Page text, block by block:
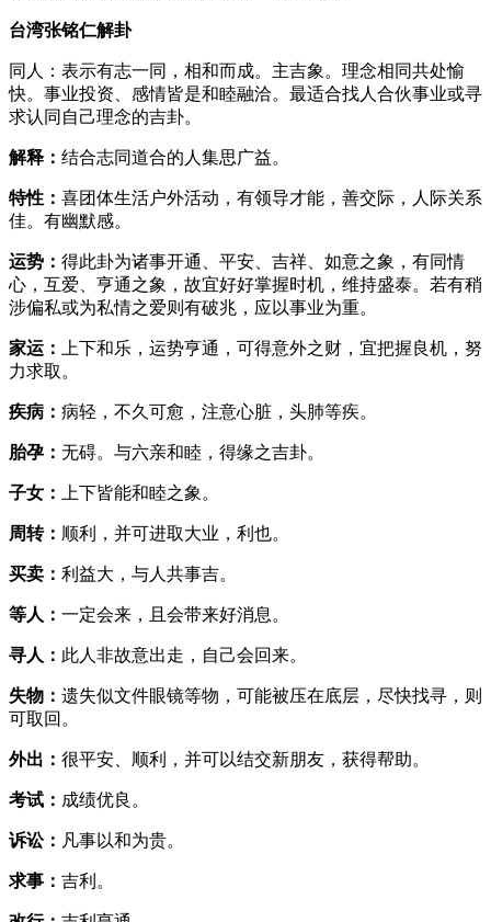
台湾张铭仁解卦
同人：表示有志一同，相和而成。主吉象。理念相同共处愉
快。事业投资、感情皆是和睦融洽。最适合找人合伙事业或寻
求认同自己理念的吉卦。
解释： 结合志同道合的人集思广益。
特性： 喜团体生活户外活动，有领导才能，善交际，人际关系
佳。有幽默感。
运势： 得此卦为诸事开通、平安、吉祥、如意之象，有同情
心，互爱、亨通之象，故宜好好掌握时机，维持盛泰。若有稍
涉偏私或为私情之爱则有破兆，应以事业为重。
家运：
上下和乐，运势亨通，可得意外之财，宜把握良机，努
力求取。
疾病： 病轻，不久可愈，注意心脏，头肺等疾。
胎孕： 无碍。与六亲和睦，得缘之吉卦。
子女： 上下皆能和睦之象。
周转： 顺利，并可进取大业，利也。
买卖： 利益大，与人共事吉。
等人： 一定会来，且会带来好消息。
寻人： 此人非故意出走，自己会回来。
失物： 遗失似文件眼镜等物，可能被压在底层，尽快找寻，则
可取回。
外出： 很平安、顺利，并可以结交新朋友，获得帮助。
考试： 成绩优良。
诉讼： 凡事以和为贵。
求事： 吉利。